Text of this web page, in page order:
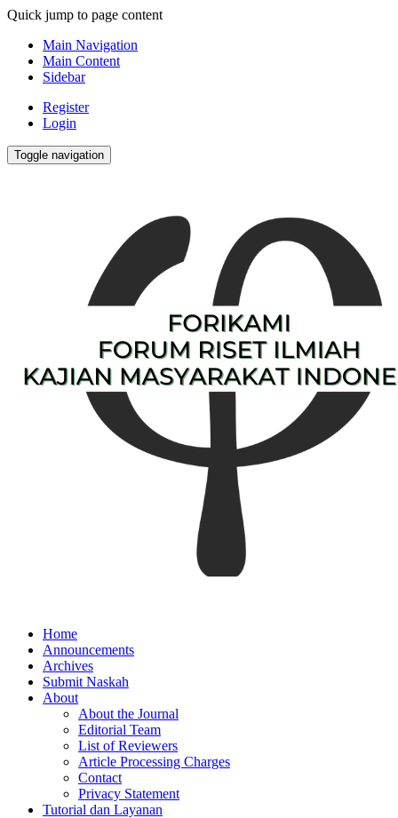
Quick jump to page content
Main Navigation
Main Content
Sidebar
Register
Login
Toggle navigation
Home
Announcements
Archives
Submit Naskah
About
About the Journal
Editorial Team
List of Reviewers
Article Processing Charges
Contact
Privacy Statement
Tutorial dan Layanan